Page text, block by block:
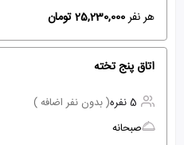
هر نفر25,230,000 تومان
اتاق پنج تخته
5 نفره
( بدون نفر اضافه )
صبحانه